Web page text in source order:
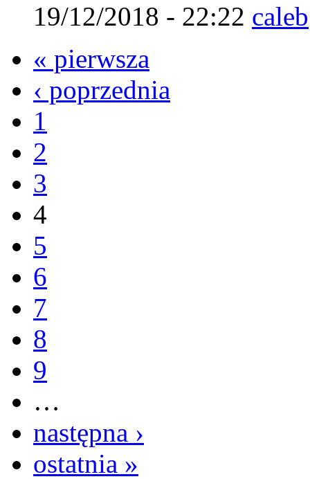
19/12/2018 - 22:22 caleb
« pierwsza
‹ poprzednia
1
2
3
4
5
6
7
8
9
…
następna ›
ostatnia »